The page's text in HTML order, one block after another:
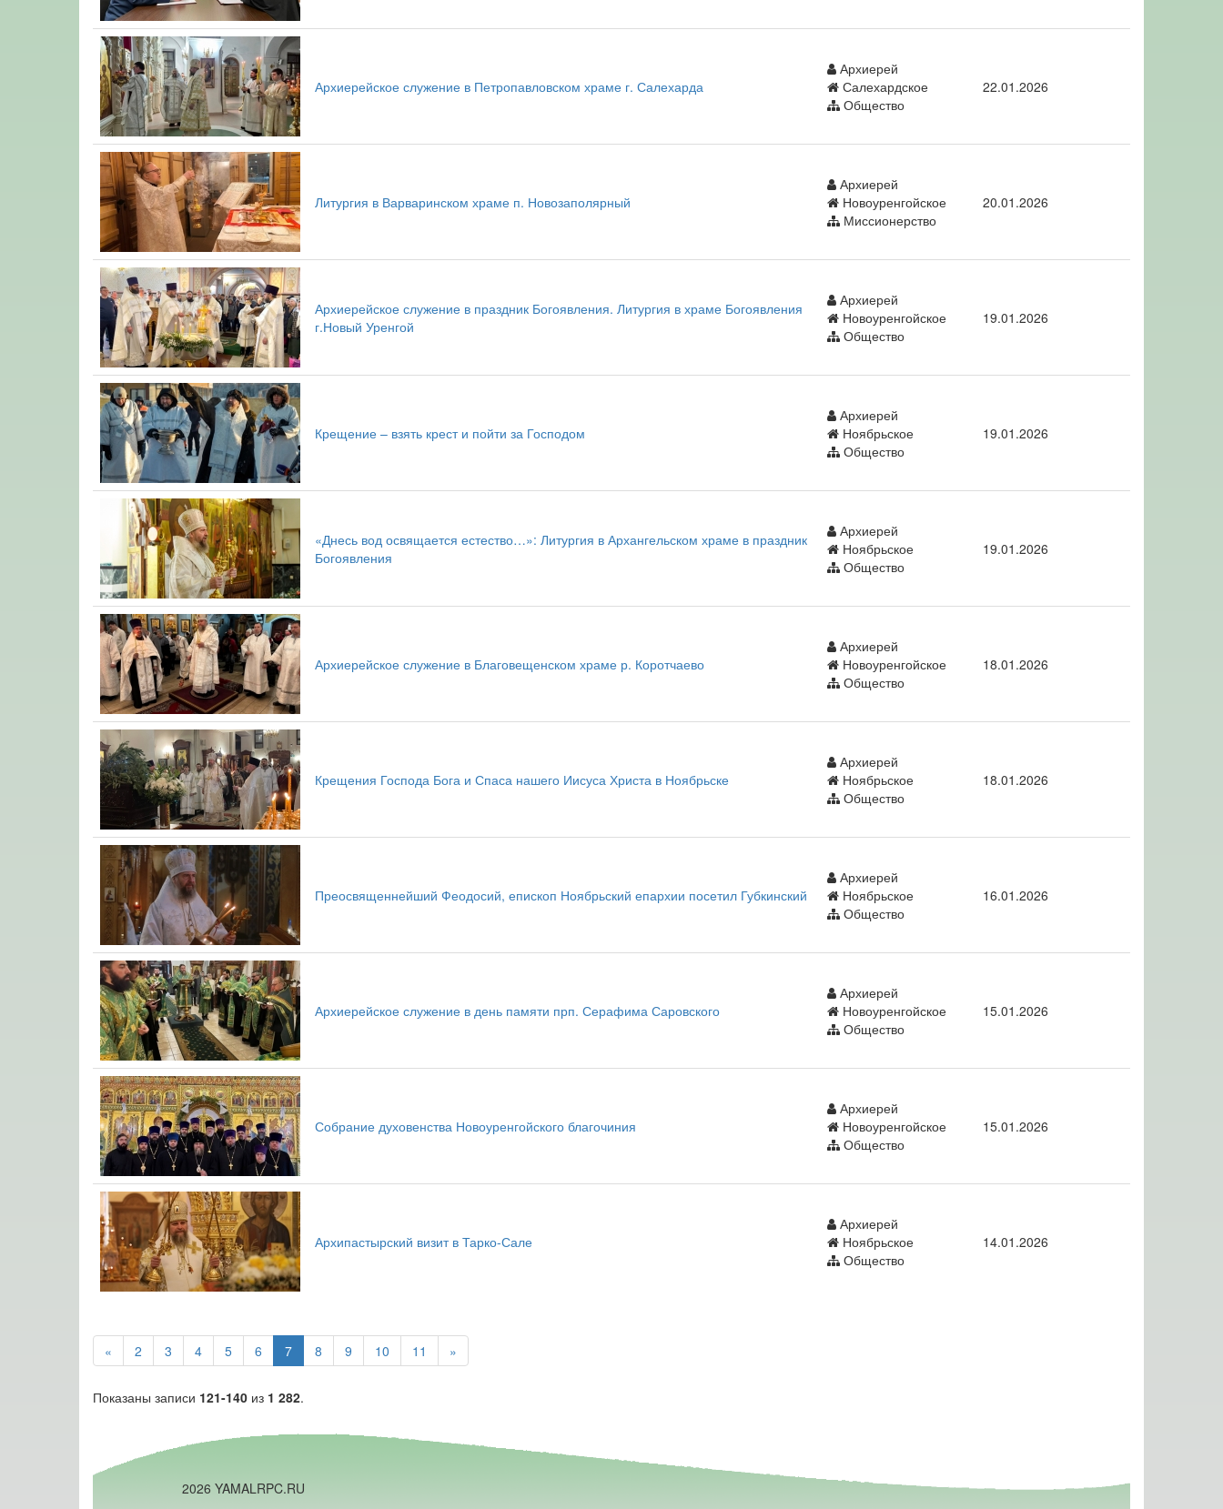
Архиерейское служение в Петропавловском храме г. Салехарда
Архиерей
Салехардское
Общество
22.01.2026
Литургия в Варваринском храме п. Новозаполярный
Архиерей
Новоуренгойское
Миссионерство
20.01.2026
Архиерейское служение в праздник Богоявления. Литургия в храме Богоявления
г.Новый Уренгой
Архиерей
Новоуренгойское
Общество
19.01.2026
Крещение – взять крест и пойти за Господом
Архиерей
Ноябрьское
Общество
19.01.2026
«Днесь вод освящается естество…»: Литургия в Архангельском храме в праздник
Богоявления
Архиерей
Ноябрьское
Общество
19.01.2026
Архиерейское служение в Благовещенском храме р. Коротчаево
Архиерей
Новоуренгойское
Общество
18.01.2026
Крещения Господа Бога и Спаса нашего Иисуса Христа в Ноябрьске
Архиерей
Ноябрьское
Общество
18.01.2026
Преосвященнейший Феодосий, епископ Ноябрьский епархии посетил Губкинский
Архиерей
Ноябрьское
Общество
16.01.2026
Архиерейское служение в день памяти прп. Серафима Саровского
Архиерей
Новоуренгойское
Общество
15.01.2026
Собрание духовенства Новоуренгойского благочиния
Архиерей
Новоуренгойское
Общество
15.01.2026
Архипастырский визит в Тарко-Сале
Архиерей
Ноябрьское
Общество
14.01.2026
« 2 3 4 5 6 7 8 9 10 11 »
Показаны записи 121-140 из 1 282.
2026 YAMALRPC.RU